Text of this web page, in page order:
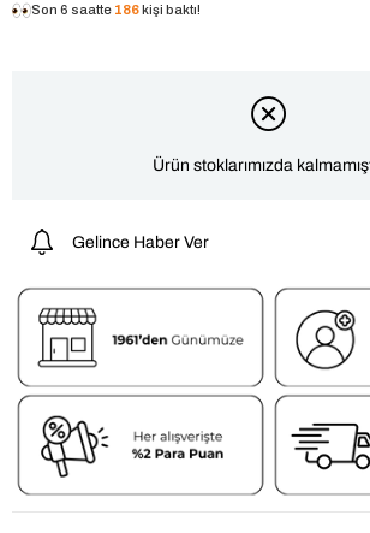
Son 6 saatte 186kişi baktı!
Ürün stoklarımızda
Gelince Haber Ver